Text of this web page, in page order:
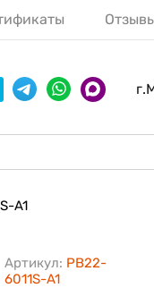
A1
Артикул: PB22-
6011S-A1